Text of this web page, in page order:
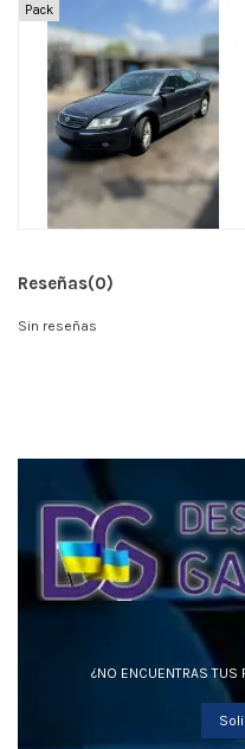
Pack
Reseñas(0)
Sin reseñas
¿NO ENCUENTRAS TUS